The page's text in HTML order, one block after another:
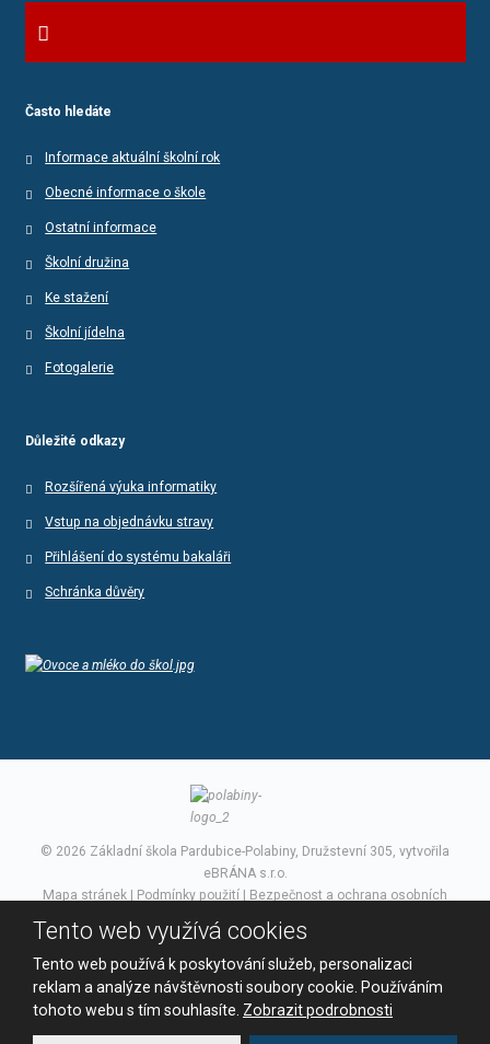
Často hledáte
Informace aktuální školní rok
Obecné informace o škole
Ostatní informace
Školní družina
Ke stažení
Školní jídelna
Fotogalerie
Důležité odkazy
Rozšířená výuka informatiky
Vstup na objednávku stravy
Přihlášení do systému bakaláři
Schránka důvěry
© 2026 Základní škola Pardubice-Polabiny, Družstevní 305, vytvořila
eBRÁNA s.r.o.
Mapa stránek | Podmínky použití | Bezpečnost a ochrana osobních
Tento web využívá cookies
Tento web používá k poskytování služeb, personalizaci
reklam a analýze návštěvnosti soubory cookie. Používáním
tohoto webu s tím souhlasíte. Zobrazit podrobnosti